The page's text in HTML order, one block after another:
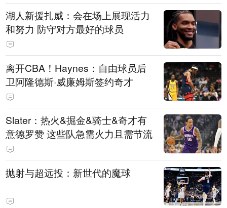
湖人新援扎威：会在场上展现活力
和努力 防守对方最好的球员
离开CBA！Haynes：自由球员后
卫阿隆德斯·威廉姆斯签约奇才
Slater：热火&掘金&骑士&奇才有
意德罗赞 这些队急需火力且需节流
抛射与超远投：新世代的魔球